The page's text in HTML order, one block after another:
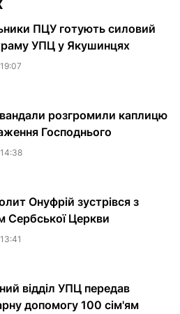
ПЦУ готують силовий
УПЦ у Якушинцях
вандали розгромили каплицю
Господнього
Онуфрій зустрівся з
Сербської Церкви
відділ УПЦ передав
допомогу 100 сім'ям